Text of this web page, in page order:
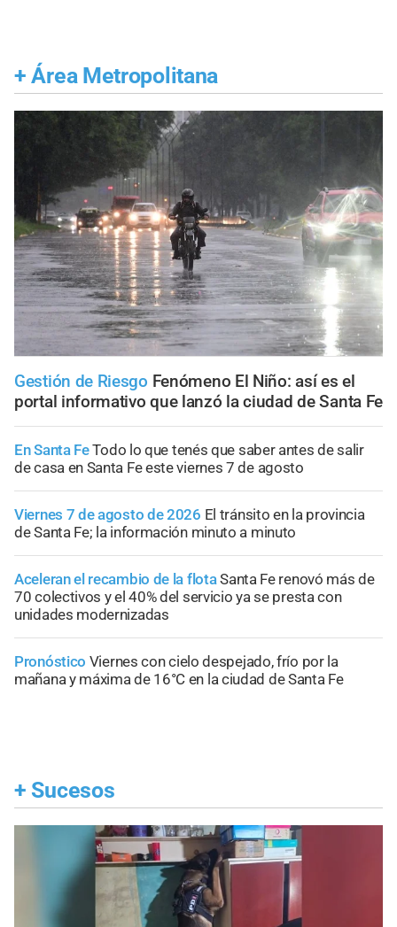
+ Área Metropolitana
Gestión de Riesgo Fenómeno El Niño: así es el
portal informativo que lanzó la ciudad de Santa Fe
En Santa FeTodo lo que tenés que saber antes de salir
de casa en Santa Fe este viernes 7 de agosto
Viernes 7 de agosto de 2026 El tránsito en la provincia
de Santa Fe; la información minuto a minuto
Aceleran el recambio de la flotaSanta Fe renovó más de
70 colectivos y el 40% del servicio ya se presta con
unidades modernizadas
Pronóstico Viernes con cielo despejado, frío por la
mañana y máxima de 16°C en la ciudad de Santa Fe
+ Sucesos